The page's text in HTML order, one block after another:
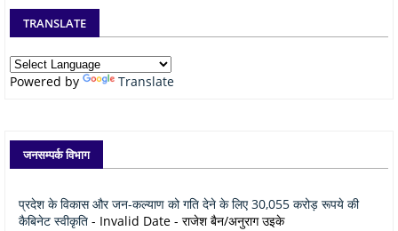
TRANSLATE
Powered by Translate
जनसम्पर्क विभाग
प्रदेश के विकास और जन-कल्याण को गति देने के लिए 30,055 करोड़ रूपये की
कैबिनेट स्वीकृति - Invalid Date - राजेश बैन/अनुराग उइके